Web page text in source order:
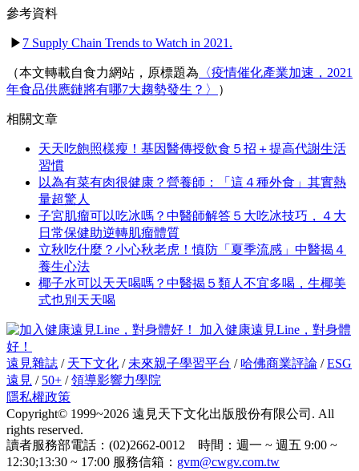
參考資料
▶ 7 Supply Chain Trends to Watch in 2021.
（本文轉載自食力網站，原標題為 〈疫情催化產業加速，2021
年食品供應鏈將有哪7大趨勢發生？〉
）
相關文章
天天吃飽照樣瘦！基因醫傳授飲食５招＋提高代謝生活
習慣
以為有菜有肉很健康？營養師：「這４種外食」其實熱
量超驚人
子宮肌瘤可以吃冰嗎？中醫師解答５大吃冰技巧，４大
日常保健助逆轉肌瘤體質
立秋吃什麼？小心秋老虎！慎防「夏季流感」中醫揭４
養生心法
椰子水可以天天喝嗎？中醫揭５類人不宜多喝，生椰美
式也別天天喝
加入健康遠見Line，對身體
好！
遠見雜誌 / 天下文化 / 未來親子學習平台 / 哈佛商業評論 /ESG
遠見 / 50+ /領導影響力學院
隱私權政策
Copyright© 1999~2026 遠見天下文化出版股份有限公司. All
rights reserved.
讀者服務部電話：(02)2662-0012 時間：週一 ~ 週五 9:00 ~
12:30;13:30 ~ 17:00 服務信箱： gvm@cwgv.com.tw